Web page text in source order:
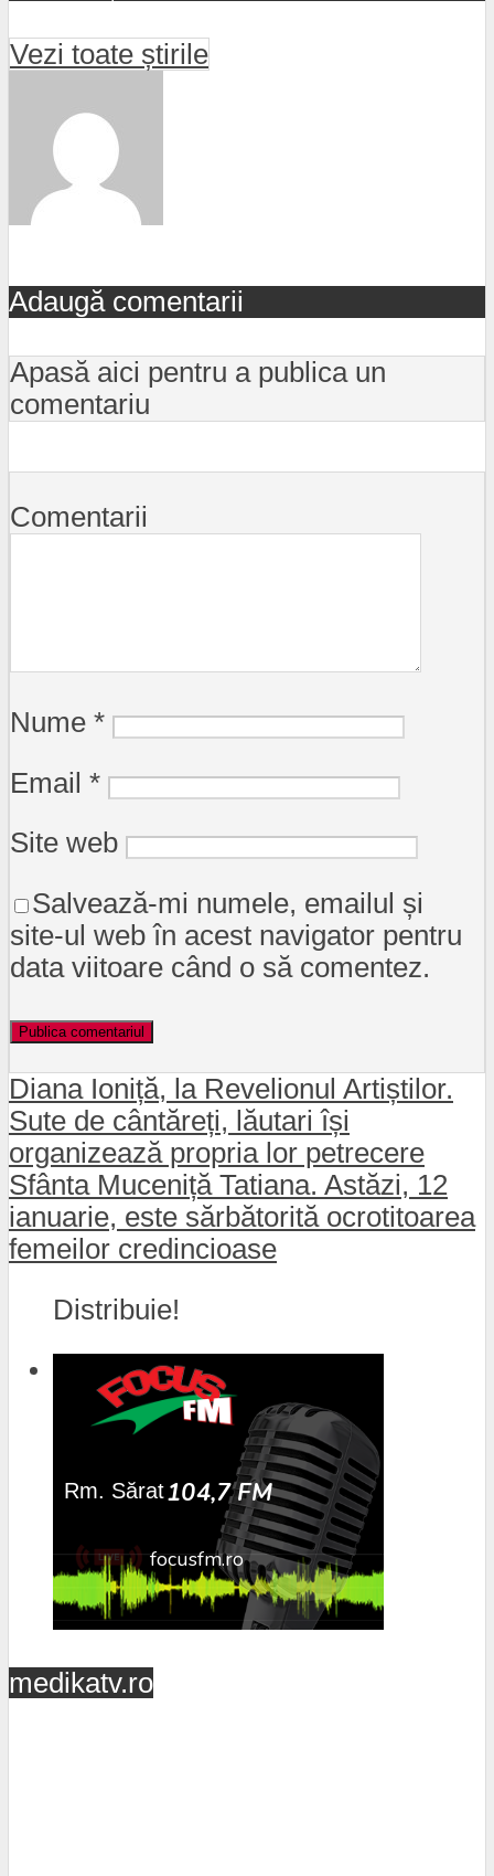
Vezi toate știrile
Adaugă comentarii
Apasă aici pentru a publica un
comentariu
Comentarii
Nume *
Email *
Site web
Salvează-mi numele, emailul și
site-ul web în acest navigator pentru
data viitoare când o să comentez.
Diana Ioniță, la Revelionul Artiștilor.
Sute de cântăreți, lăutari își
organizează propria lor petrecere
Sfânta Muceniță Tatiana. Astăzi, 12
ianuarie, este sărbătorită ocrotitoarea
femeilor credincioase
Distribuie!
medikatv.ro